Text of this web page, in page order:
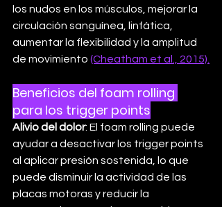
los nudos en los músculos, mejorar la
circulación sanguínea, linfática,
aumentar la flexibilidad y la amplitud
de movimiento (Cheatham et al., 2015).
Beneficios del foam rolling
para los trigger points
Alivio del dolor: El foam rolling puede
ayudar a desactivar los trigger points
al aplicar presión sostenida, lo que
puede disminuir la actividad de las
placas motoras y reducir la